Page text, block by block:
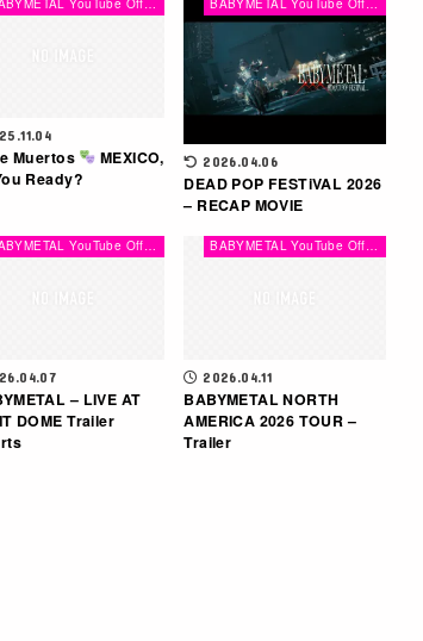
Muertos
MEXICO,
Ready?
2026.04.06
DEAD POP FESTiVAL 2026
– RECAP MOVIE
BABYMETAL YouTube Official Channel
– LIVE AT
DOME Trailer
BABYMETAL YouTube Official Channel
2026.04.11
BABYMETAL NORTH
AMERICA 2026 TOUR –
Trailer